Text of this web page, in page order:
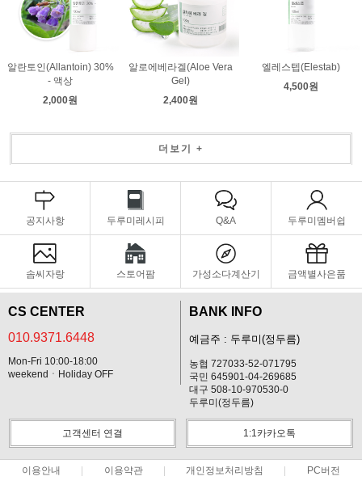
알란토인(Allantoin) 30%
- 액상
2,000원
알로에베라겔(Aloe Vera
Gel)
2,400원
엘레스텝(Elestab)
4,500원
더보기 +
공지사항 두루미레시피 Q&A 두루미멤버쉽
솜씨자랑 스토어팜 가성소다계산기 금액별사은품
CS CENTER
010.9371.6448
Mon-Fri 10:00-18:00
weekendㆍHoliday OFF
BANK INFO
예금주 : 두루미(정두름)
농협 727033-52-071795
국민 645901-04-269685
대구 508-10-970530-0
두루미(정두름)
고객센터 연결 1:1카카오톡
이용안내 이용약관 개인정보처리방침 PC버전